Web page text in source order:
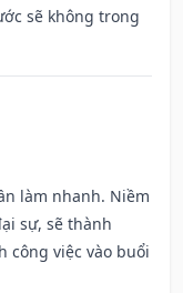
sẽ không trong
làm nhanh. Niềm
sự, sẽ thành
công việc vào buổi